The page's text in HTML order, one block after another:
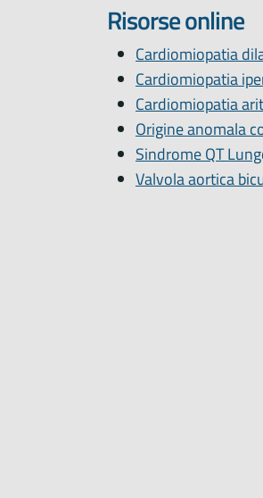
Risorse online
Cardiomiopatia
Cardiomiopatia
Cardiomiopatia
Origine anomala
Sindrome QT
Valvola aortica